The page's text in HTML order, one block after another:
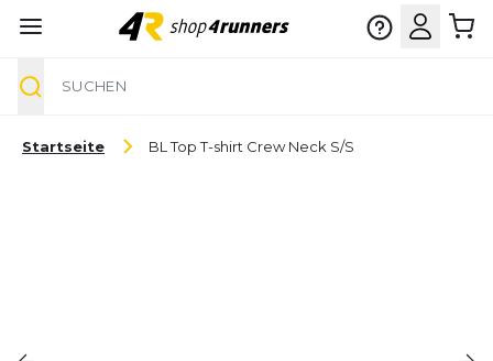
Startseite BL Top T-shirt Crew Neck S/S